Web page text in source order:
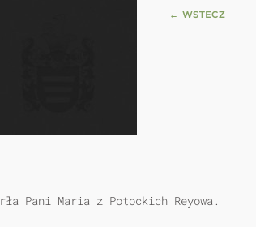
← WSTECZ
Pani Maria z Potockich Reyowa.